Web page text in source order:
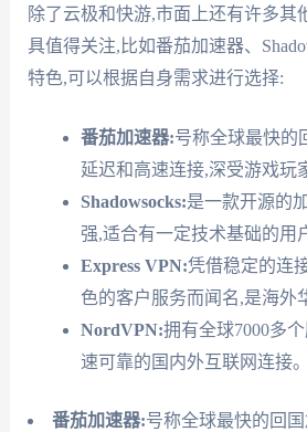
除了云极和快游,市面上还有许多其
具值得关注,比如番茄加速器、
特色,可以根据自身需求进行选择:
番茄加速器:号称全球最快的
延迟和高速连接,深受游戏玩
Shadowsocks:是一款开源的
强,适合有一定技术基础的用
Express VPN:凭借稳定的连
色的客户服务而闻名,是海外
NordVPN:拥有全球7000多
速可靠的国内外互联网连接。
番茄加速器:号称全球最快的回